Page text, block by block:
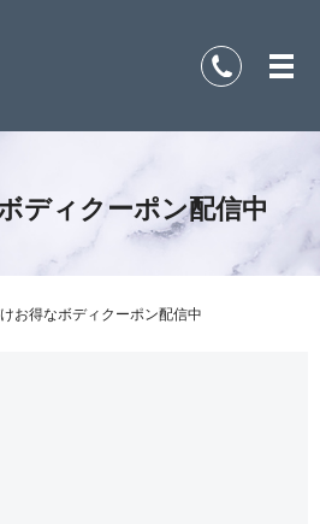
ディクーポン配信中
お得なボディクーポン配信中